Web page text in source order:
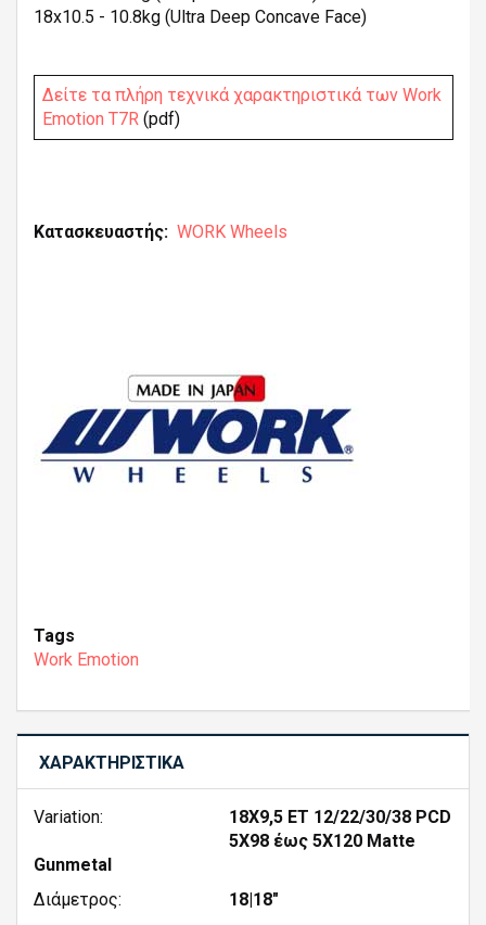
18x10.5 - 10.8kg (Ultra Deep Concave Face)
Δείτε τα πλήρη τεχνικά χαρακτηριστικά των Work
Emotion T7R (pdf)
Κατασκευαστής WORK Wheels
Tags
Work Emotion
ΧΑΡΑΚΤΗΡΙΣΤΙΚΆ
Variation:
18X9,5 ET 12/22/30/38 PCD
5X98 έως 5X120 Matte
Gunmetal
Διάμετρος:
18|18"